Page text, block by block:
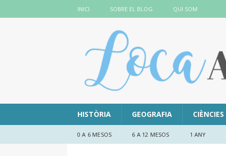
INICI SOBRE EL BLOG QUI SOM
HISTÒRIA GEOGRAFIA CIÈNCIES
0 A 6 MESOS 6 A 12 MESOS 1 ANY